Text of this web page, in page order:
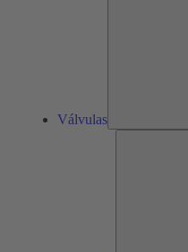
Válvulas